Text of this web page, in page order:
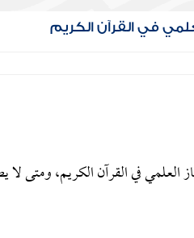
في القرآن الكريم
في القرآن الكريم، ومتى